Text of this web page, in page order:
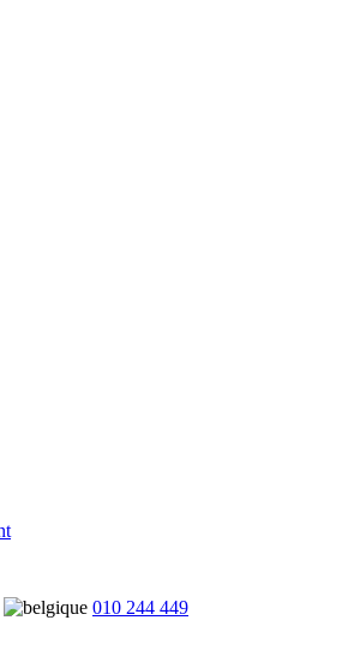
010 244 449